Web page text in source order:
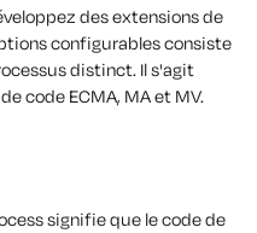
des extensions de
configurables consiste
distinct. Il s'agit
code ECMA, MA et MV.
signifie que le code de